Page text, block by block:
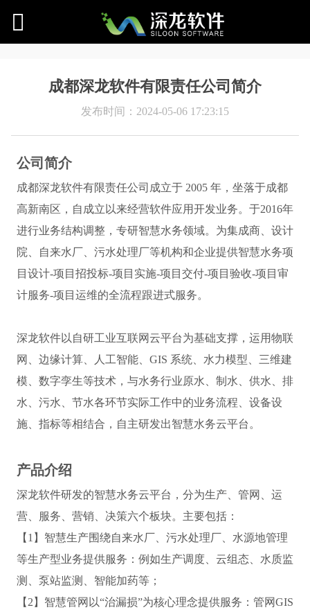
成都深龙软件有限责任公司简介
发布时间：2024-05-06 17:23:15
公司简介
成都深龙软件有限责任公司成立于 2005 年，坐落于成都
高新南区，自成立以来经营软件应用开发业务。于2016年
进行业务结构调整，专研智慧水务领域。为集成商、设计
院、自来水厂、污水处理厂等机构和企业提供智慧水务项
目设计-项目招投标-项目实施-项目交付-项目验收-项目审
计服务-项目运维的全流程跟进式服务。
深龙软件以自研工业互联网云平台为基础支撑，运用物联
网、边缘计算、人工智能、GIS 系统、水力模型、三维建
模、数字孪生等技术，与水务行业原水、制水、供水、排
水、污水、节水各环节实际工作中的业务流程、设备设
施、指标等相结合，自主研发出智慧水务云平台。
产品介绍
深龙软件研发的智慧水务云平台，分为生产、管网、运
营、服务、营销、决策六个板块。主要包括：
【1】智慧生产围绕自来水厂、污水处理厂、水源地管理
等生产型业务提供服务：例如生产调度、云组态、水质监
测、泵站监测、智能加药等；
【2】智慧管网以“治漏损”为核心理念提供服务：管网GIS